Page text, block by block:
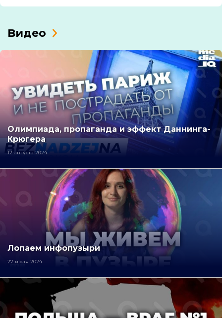
Видео
Олимпиада, пропаганда и эффект Даннинга-
Крюгера
12 августа 2024
Лопаем инфопузыри
27 июля 2024